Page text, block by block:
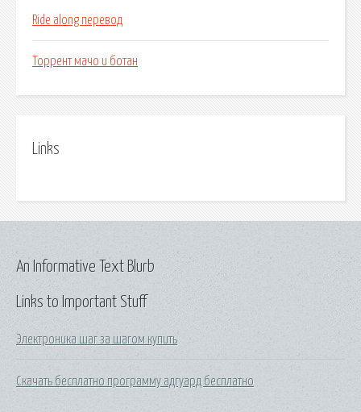
Ride along перевод
Торрент мачо и ботан
Links
Links to Important Stuff
Электроника шаг за шагом купить
Скачать бесплатно программу адгуард бесплатно
An Informative Text Blurb